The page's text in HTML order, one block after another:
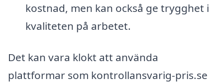
kostnad, men kan också ge trygghet i
kvaliteten på arbetet.
Det kan vara klokt att använda
plattformar som kontrollansvarig-pris.se